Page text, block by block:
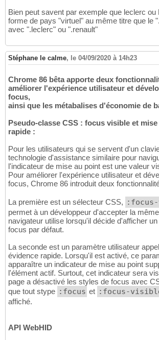
Bien peut savent par exemple que leclerc ou
forme de pays "virtuel" au même titre que le
avec ".leclerc" ou ".renault"
Stéphane le calme, le 04/09/2020 à 14h23
Chrome 86 bêta apporte deux
améliorer l'expérience utilisateur et
focus,
ainsi que les métabalises d'économie de
Pseudo-classe CSS : focus visible et
rapide :
Pour les utilisateurs qui se servent d'un
technologie d'assistance similaire pour
l'indicateur de mise au point est une valeur
Pour améliorer l'expérience utilisateur et
focus, Chrome 86 introduit deux
La première est un sélecteur CSS,
permet à un développeur d'accepter la
navigateur utilise lorsqu'il décide d'afficher
focus par défaut.
La seconde est un paramètre utilisateur
évidence rapide. Lorsqu'il est activé, ce
apparaître un indicateur de mise au point
l'élément actif. Surtout, cet indicateur sera
page a désactivé les styles de focus avec
que tout stype :focus et :focus-
affiché.
API WebHID